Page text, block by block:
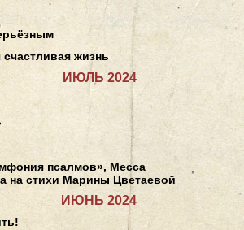
жизнь
ИЮЛЬ 2024
псалмов», Месса
на стихи Марины Цветаевой
ИЮНЬ 2024